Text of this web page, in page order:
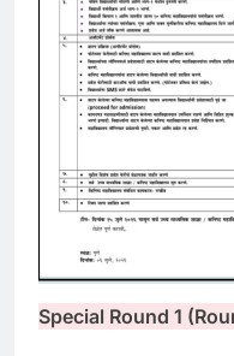
Special Round 1